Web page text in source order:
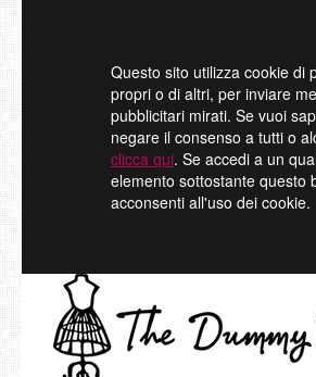
Questo sito utilizza cookie di
propri o di altri, per inviare
pubblicitari mirati. Se vuoi
negare il consenso a tutti o
clicca qui. Se accedi a un
elemento sottostante questo
acconsenti all'uso dei cookie.